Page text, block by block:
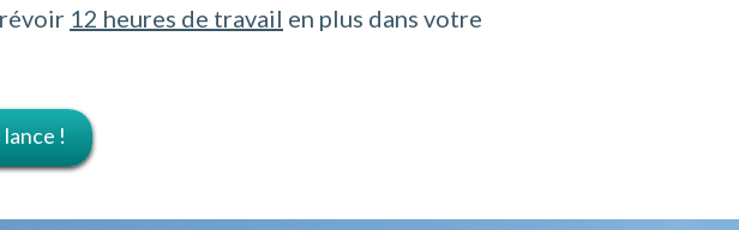
12 heures de travail en plus dans votre
!